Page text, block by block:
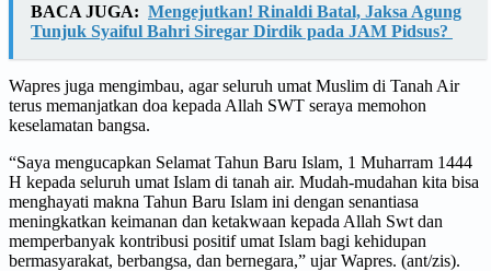
BACA JUGA: Mengejutkan! Rinaldi Batal, Jaksa Agung
Tunjuk Syaiful Bahri Siregar Dirdik pada JAM Pidsus?
Wapres juga mengimbau, agar seluruh umat Muslim di Tanah Air
terus memanjatkan doa kepada Allah SWT seraya memohon
keselamatan bangsa.
“Saya mengucapkan Selamat Tahun Baru Islam, 1 Muharram 1444
H kepada seluruh umat Islam di tanah air. Mudah-mudahan kita bisa
menghayati makna Tahun Baru Islam ini dengan senantiasa
meningkatkan keimanan dan ketakwaan kepada Allah Swt dan
memperbanyak kontribusi positif umat Islam bagi kehidupan
bermasyarakat, berbangsa, dan bernegara,” ujar Wapres. (ant/zis).